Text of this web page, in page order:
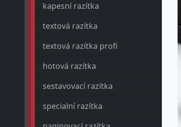
kapesní razítka
textová razítka
textová razítka profi
hotová razítka
sestavovací razítka
specialní razítka